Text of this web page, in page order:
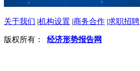
关于我们 |机构设置 |商务合作 |求职招聘
版权所有： 经济形势报告网